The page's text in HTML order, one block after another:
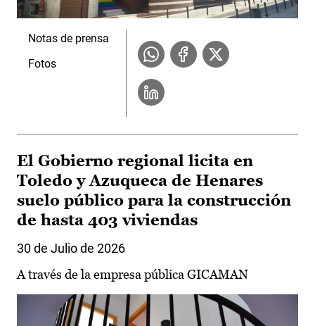
Notas de prensa
Fotos
El Gobierno regional licita en
Toledo y Azuqueca de Henares
suelo público para la construcción
de hasta 403 viviendas
30 de Julio de 2026
A través de la empresa pública GICAMAN